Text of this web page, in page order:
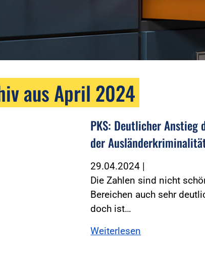
aus April 2024
PKS: Deutlicher
der
29.04.2024 |
Die Zahlen sind nicht
Bereichen auch sehr
doch ist…
Weiterlesen